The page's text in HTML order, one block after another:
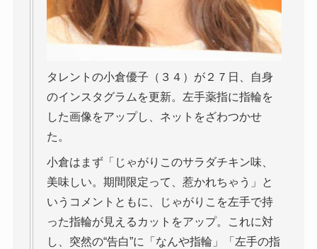
タレントの小倉優子（３４）が２７日、自身
のインスタグラムを更新。左手薬指に指輪を
した画像をアップし、ネットをざわつかせ
た。
小倉はまず「じゃがりこのサラダチキン味、
美味しい。期間限定って、惹かれちゃう」と
いうコメントともに、じゃがりこを左手で持
った指輪が見えるカットをアップ。これに対
し、突然の“告白”に「なんや指輪」「左手の指